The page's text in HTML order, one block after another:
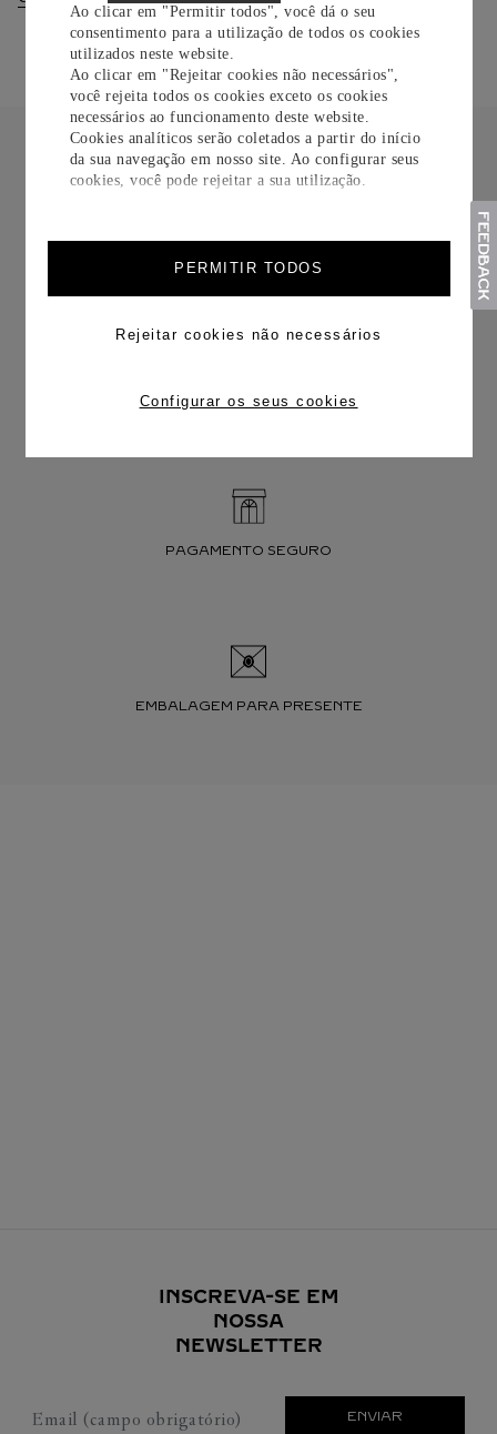
Ao clicar em "Permitir todos", você dá o seu
consentimento para a utilização de todos os cookies
utilizados neste website.
Ao clicar em "Rejeitar cookies não necessários",
você rejeita todos os cookies exceto os cookies
necessários ao funcionamento deste website.
Cookies analíticos serão coletados a partir do início
da sua navegação em nosso site. Ao configurar seus
cookies, você pode rejeitar a sua utilização.
PERMITIR TODOS
Rejeitar cookies não necessários
Configurar os seus cookies
FRETE CORTESIA
TROCAS E DEVOLUÇÕES
PAGAMENTO SEGURO
EMBALAGEM PARA PRESENTE
INSCREVA-SE EM
NOSSA
NEWSLETTER
Email (campo obrigatório) ENVIAR